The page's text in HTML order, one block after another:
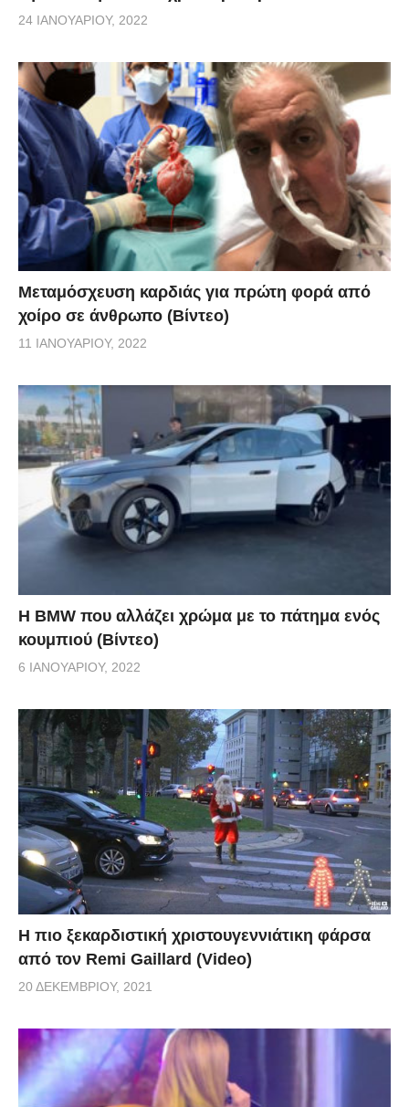
24 ΙΑΝΟΥΑΡΊΟΥ, 2022
Μεταμόσχευση καρδιάς για πρώτη φορά από
χοίρο σε άνθρωπο (Βίντεο)
11 ΙΑΝΟΥΑΡΊΟΥ, 2022
Η BMW που αλλάζει χρώμα με το πάτημα ενός
κουμπιού (Βίντεο)
6 ΙΑΝΟΥΑΡΊΟΥ, 2022
Η πιο ξεκαρδιστική χριστουγεννιάτικη φάρσα
από τον Remi Gaillard (Video)
20 ΔΕΚΕΜΒΡΊΟΥ, 2021